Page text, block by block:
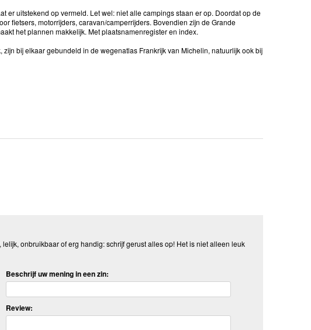
er uitstekend op vermeld. Let wel: niet alle campings staan er op. Doordat op de
fietsers, motorrijders, caravan/camperrijders. Bovendien zijn de Grande
het plannen makkelijk. Met plaatsnamenregister en index.
bij elkaar gebundeld in de wegenatlas Frankrijk van Michelin, natuurlijk ook bij
onbruikbaar of erg handig: schrijf gerust alles op! Het is niet alleen leuk
Beschrijf uw mening in een zin:
Review: